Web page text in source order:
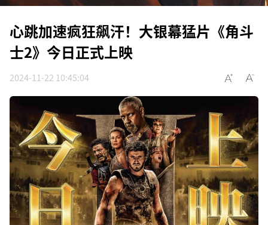
心跳加速疯狂飙汗！大银幕猛片《角斗
士2》今日正式上映
2024-11-22 10:45:04